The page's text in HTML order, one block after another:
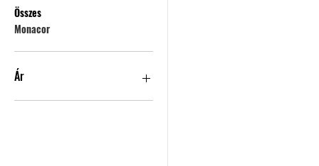
Összes
Monacor
Ár